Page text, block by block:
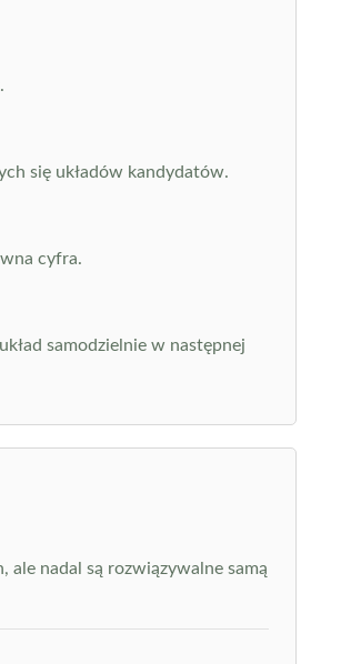
się układów kandydatów.
cyfra.
samodzielnie w następnej
ale nadal są rozwiązywalne samą